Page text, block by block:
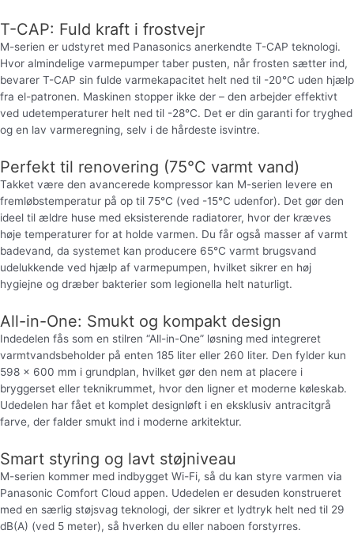
T-CAP: Fuld kraft i frostvejr
M-serien er udstyret med Panasonics anerkendte T-CAP teknologi.
Hvor almindelige varmepumper taber pusten, når frosten sætter ind,
bevarer T-CAP sin fulde varmekapacitet helt ned til -20°C uden hjælp
fra el-patronen. Maskinen stopper ikke der – den arbejder effektivt
ved udetemperaturer helt ned til -28°C. Det er din garanti for tryghed
og en lav varmeregning, selv i de hårdeste isvintre.
Perfekt til renovering (75°C varmt vand)
Takket være den avancerede kompressor kan M-serien levere en
fremløbstemperatur på op til 75°C (ved -15°C udenfor). Det gør den
ideel til ældre huse med eksisterende radiatorer, hvor der kræves
høje temperaturer for at holde varmen. Du får også masser af varmt
badevand, da systemet kan producere 65°C varmt brugsvand
udelukkende ved hjælp af varmepumpen, hvilket sikrer en høj
hygiejne og dræber bakterier som legionella helt naturligt.
All-in-One: Smukt og kompakt design
Indedelen fås som en stilren “All-in-One” løsning med integreret
varmtvandsbeholder på enten 185 liter eller 260 liter. Den fylder kun
598 x 600 mm i grundplan, hvilket gør den nem at placere i
bryggerset eller teknikrummet, hvor den ligner et moderne køleskab.
Udedelen har fået et komplet designløft i en eksklusiv antracitgrå
farve, der falder smukt ind i moderne arkitektur.
Smart styring og lavt støjniveau
M-serien kommer med indbygget Wi-Fi, så du kan styre varmen via
Panasonic Comfort Cloud appen. Udedelen er desuden konstrueret
med en særlig støjsvag teknologi, der sikrer et lydtryk helt ned til 29
dB(A) (ved 5 meter), så hverken du eller naboen forstyrres.